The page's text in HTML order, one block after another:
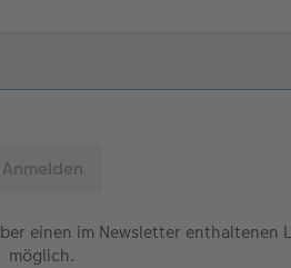
einen im Newsletter enthaltenen
möglich.